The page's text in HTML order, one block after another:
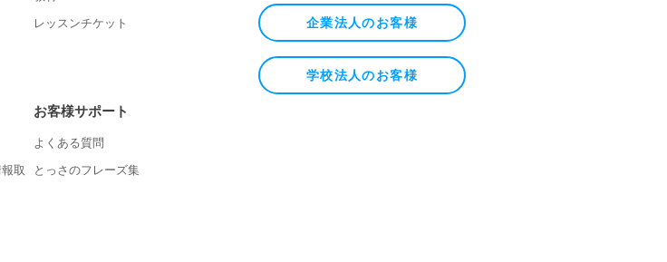
レッスンチケット
取
お客様サポート
よくある質問
とっさのフレーズ集
企業法人のお客様
学校法人のお客様